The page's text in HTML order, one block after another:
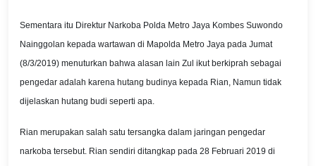
Sementara itu Direktur Narkoba Polda Metro Jaya Kombes Suwondo
Nainggolan kepada wartawan di Mapolda Metro Jaya pada Jumat
(8/3/2019) menuturkan bahwa alasan lain Zul ikut berkiprah sebagai
pengedar adalah karena hutang budinya kepada Rian, Namun tidak
dijelaskan hutang budi seperti apa.
Rian merupakan salah satu tersangka dalam jaringan pengedar
narkoba tersebut. Rian sendiri ditangkap pada 28 Februari 2019 di